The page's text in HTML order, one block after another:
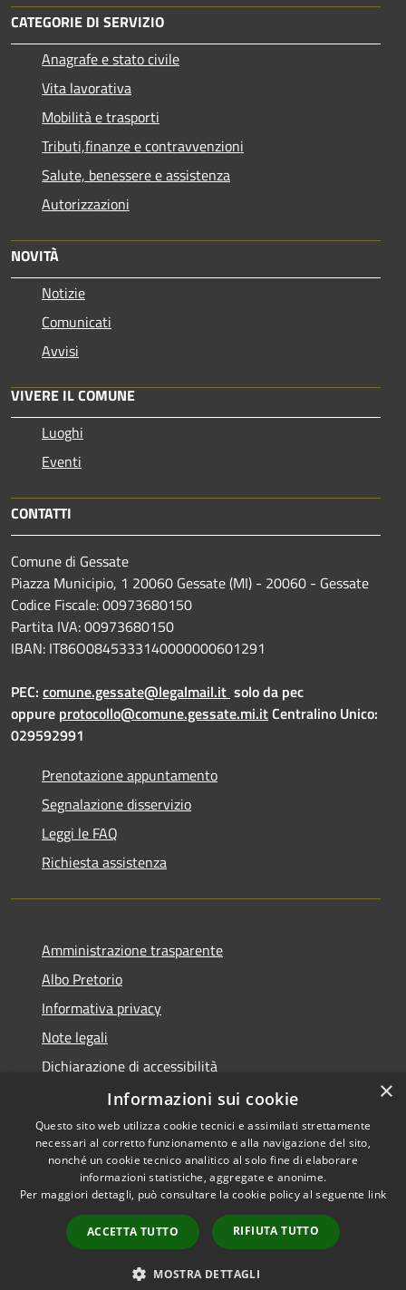
CATEGORIE DI SERVIZIO
Anagrafe e stato civile
Vita lavorativa
Mobilità e trasporti
Tributi,finanze e contravvenzioni
Salute, benessere e assistenza
Autorizzazioni
NOVITÀ
Notizie
Comunicati
Avvisi
VIVERE IL COMUNE
Luoghi
Eventi
CONTATTI
Comune di Gessate
Piazza Municipio, 1 20060 Gessate (MI) - 20060 - Gessate
Codice Fiscale: 00973680150
Partita IVA: 00973680150
IBAN: IT86O0845333140000000601291
PEC: comune.gessate@legalmail.it solo da pec
oppure protocollo@comune.gessate.mi.itCentralino Unico:
029592991
Prenotazione appuntamento
Segnalazione disservizio
Leggi le FAQ
Richiesta assistenza
Amministrazione trasparente
Albo Pretorio
Informativa privacy
Note legali
Dichiarazione di accessibilità
Dichiarazione di accessibilità dal 2025
RSS
Accessibilità
Copyright © 2026 • Comune di
Gessate • Powered by
Municipium•
Accesso
redazione
×
Informazioni sui cookie
Questo sito web utilizza cookie tecnici e assimilati strettamente
necessari al corretto funzionamento e alla navigazione del sito,
nonché un cookie tecnico analitico al solo fine di elaborare
informazioni statistiche, aggregate e anonime.
Per maggiori dettagli, può consultare la cookie policy al seguente link
ACCETTA TUTTO RIFIUTA TUTTO
MOSTRA DETTAGLI